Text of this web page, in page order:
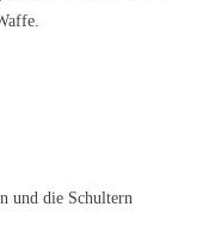
und die Schultern